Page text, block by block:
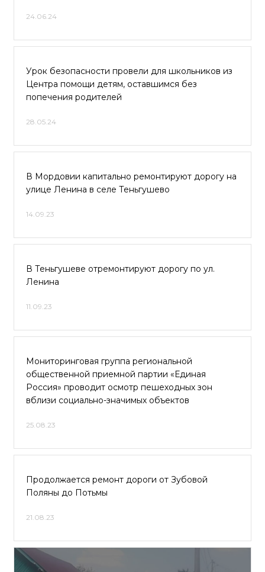
24.06.24
Урок безопасности провели для школьников из
Центра помощи детям, оставшимся без
попечения родителей
28.05.24
В Мордовии капитально ремонтируют дорогу на
улице Ленина в селе Теньгушево
14.09.23
В Теньгушеве отремонтируют дорогу по ул.
Ленина
11.09.23
Мониторинговая группа региональной
общественной приемной партии «Единая
Россия» проводит осмотр пешеходных зон
вблизи социально-значимых объектов
25.08.23
Продолжается ремонт дороги от Зубовой
Поляны до Потьмы
21.08.23